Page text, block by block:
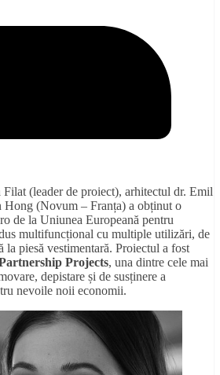
(leader de proiect), arhitectul dr. Emil
Hong (Novum – Franța) a obținut o
de la Uniunea Europeană pentru
multifuncțional cu multiple utilizări, de
la piesă vestimentară. Proiectul a fost
Projects, una dintre cele mai
depistare și de susținere a
nevoile noii economii.